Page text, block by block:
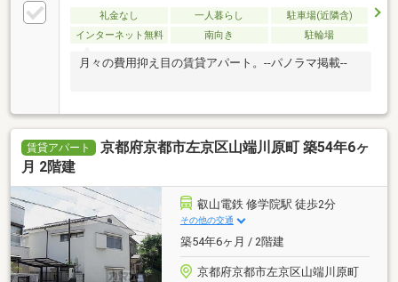
礼金なし 一人暮らし
駐車場(近隣含)
インターネット無料
南向き 駐輪場
月々の費用抑え目の賃貸アパート。--パノラマ掲載--
賃貸アパート
京都府京都市左京区山端川原町 築54年6ヶ
月 2階建
叡山電鉄 修学院駅 徒歩2分
その他の交通
築54年6ヶ月 / 2階建
京都府京都市左京区山端川原町